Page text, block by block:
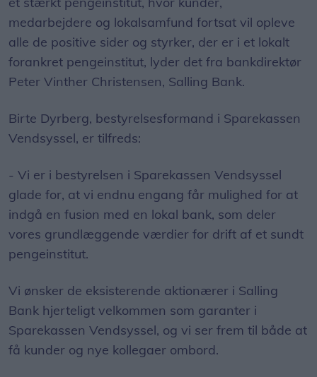
medarbejdere og lokalsamfund fortsat vil opleve
alle de positive sider og styrker, der er i et lokalt
forankret pengeinstitut, lyder det fra bankdirektør
Peter Vinther Christensen, Salling Bank.
Birte Dyrberg, bestyrelsesformand i Sparekassen
Vendsyssel, er tilfreds:
- Vi er i bestyrelsen i Sparekassen Vendsyssel
glade for, at vi endnu engang får mulighed for at
indgå en fusion med en lokal bank, som deler
vores grundlæggende værdier for drift af et sundt
pengeinstitut.
Vi ønsker de eksisterende aktionærer i Salling
Bank hjerteligt velkommen som garanter i
Sparekassen Vendsyssel, og vi ser frem til både at
få kunder og nye kollegaer ombord.